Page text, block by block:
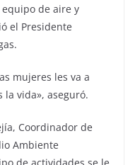
de aire y
el Presidente
mujeres les va a
la vida», aseguró.
Coordinador de
Ambiente